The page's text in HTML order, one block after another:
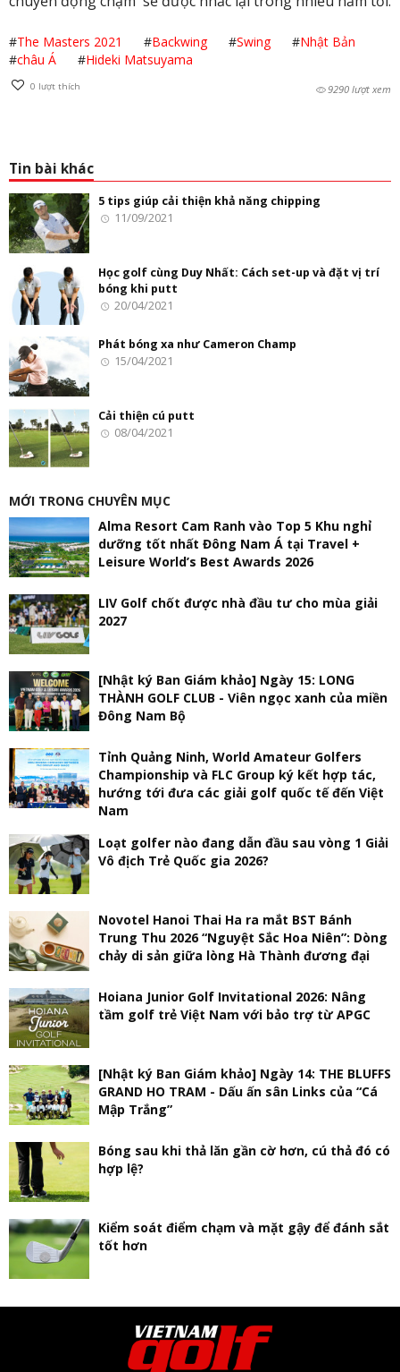
#The Masters 2021 #Backwing #Swing #Nhật Bản
#châu Á #Hideki Matsuyama
0 lượt thích 9290 lượt xem
Tin bài khác
5 tips giúp cải thiện khả năng chipping
11/09/2021
Học golf cùng Duy Nhất: Cách set-up và đặt vị trí
bóng khi putt
20/04/2021
Phát bóng xa như Cameron Champ
15/04/2021
Cải thiện cú putt
08/04/2021
MỚI TRONG CHUYÊN MỤC
Alma Resort Cam Ranh vào Top 5 Khu nghỉ
dưỡng tốt nhất Đông Nam Á tại Travel +
Leisure World’s Best Awards 2026
LIV Golf chốt được nhà đầu tư cho mùa giải
2027
[Nhật ký Ban Giám khảo] Ngày 15: LONG
THÀNH GOLF CLUB - Viên ngọc xanh của miền
Đông Nam Bộ
Tỉnh Quảng Ninh, World Amateur Golfers
Championship và FLC Group ký kết hợp tác,
hướng tới đưa các giải golf quốc tế đến Việt
Nam
Loạt golfer nào đang dẫn đầu sau vòng 1 Giải
Vô địch Trẻ Quốc gia 2026?
Novotel Hanoi Thai Ha ra mắt BST Bánh
Trung Thu 2026 “Nguyệt Sắc Hoa Niên”: Dòng
chảy di sản giữa lòng Hà Thành đương đại
Hoiana Junior Golf Invitational 2026: Nâng
tầm golf trẻ Việt Nam với bảo trợ từ APGC
[Nhật ký Ban Giám khảo] Ngày 14: THE BLUFFS
GRAND HO TRAM - Dấu ấn sân Links của “Cá
Mập Trắng”
Bóng sau khi thả lăn gần cờ hơn, cú thả đó có
hợp lệ?
Kiểm soát điểm chạm và mặt gậy để đánh sắt
tốt hơn